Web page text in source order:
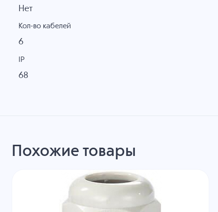
Нет
Кол-во кабелей
6
IP
68
Похожие товары